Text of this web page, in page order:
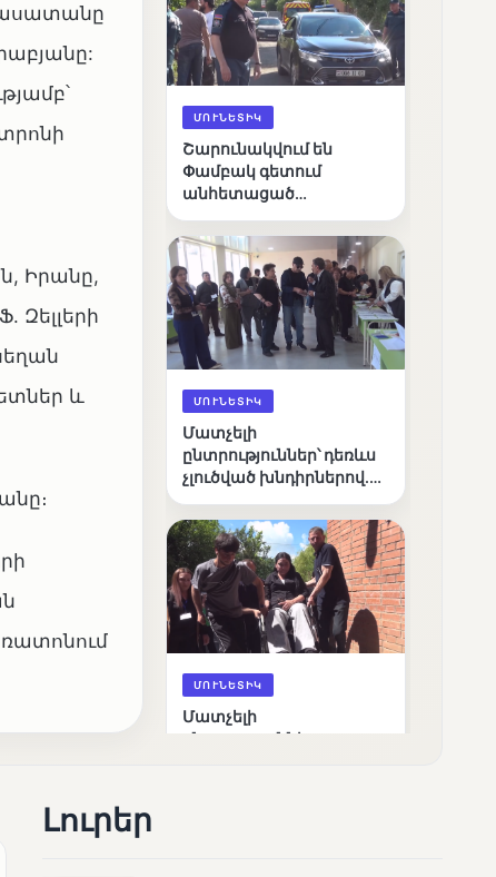
Իրանը,
Զելլերի
և
ՄՈՒՆԵՏԻԿ
Շարունակվում են
Փամբակ գետում
անհետացած
որոնողական
աշխատանքները
ՄՈՒՆԵՏԻԿ
Մատչելի
ընտրություններ՝ դեռևս
չլուծված խնդիրներով.
դիտորդական
առաքելության
արդյունքները
ՄՈՒՆԵՏԻԿ
Մատչելի
ընտրություններ.
Լուրեր